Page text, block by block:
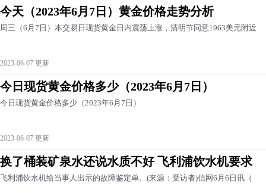
今天（2023年6月7日）黄金价格走势分析
周三（6月7日）本交易日现货黄金日内震荡上涨，清明节同意1963美元附近
2023-06-07 更新
今日现货黄金价格多少（2023年6月7日）
今日现货黄金价格多少（2023年6月7日）
2023-06-07 更新
换了桶装矿泉水还说水质不好 飞利浦饮水机要求
飞利浦饮水机给当事人出示的故障鉴定单。(来源：受访者)信网6月6日讯（